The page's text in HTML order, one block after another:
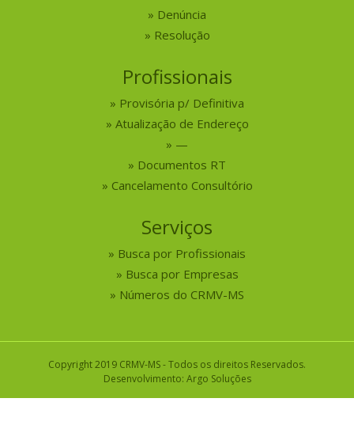
Denúncia
Resolução
Profissionais
Provisória p/ Definitiva
Atualização de Endereço
—
Documentos RT
Cancelamento Consultório
Serviços
Busca por Profissionais
Busca por Empresas
Números do CRMV-MS
Copyright 2019 CRMV-MS - Todos os direitos Reservados.
Desenvolvimento: Argo Soluções